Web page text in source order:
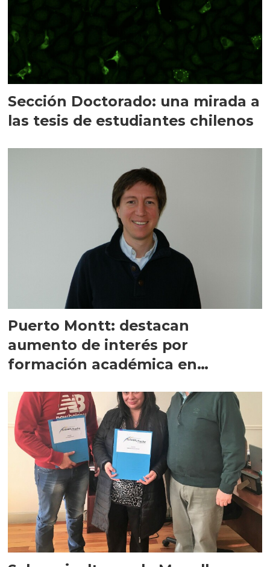
Sección Doctorado: una mirada a
las tesis de estudiantes chilenos
Puerto Montt: destacan
aumento de interés por
formación académica en